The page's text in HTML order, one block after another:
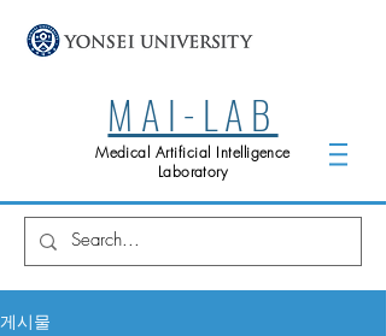
Medical Artificial Intelligence
Laboratory
MAI-LAB
게시물